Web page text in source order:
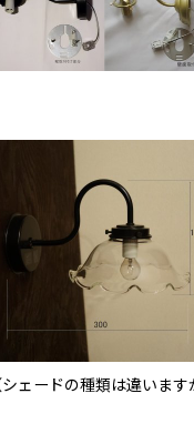
ェードの種類は違います